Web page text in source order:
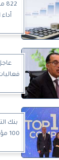
أداء
بنك
100 مؤسسة بالسوق المصرية لعام 2023